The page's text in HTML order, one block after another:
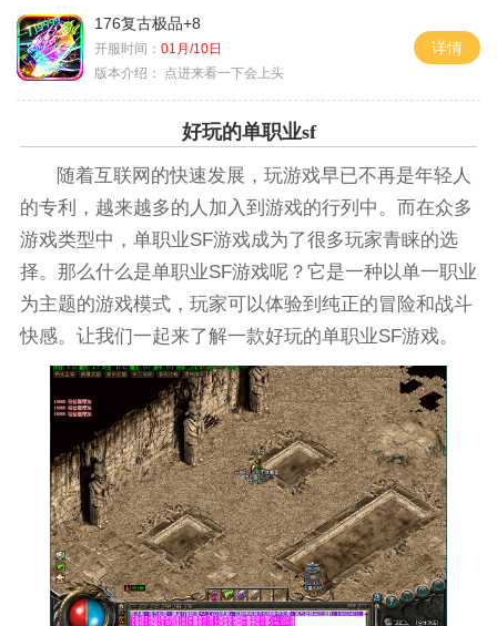
176复古极品+8
开服时间： 01月/10日
版本介绍：
点进来看一下会上头
详情
好玩的单职业sf
随着互联网的快速发展，玩游戏早已不再是年轻人
的专利，越来越多的人加入到游戏的行列中。而在众多
游戏类型中，单职业SF游戏成为了很多玩家青睐的选
择。那么什么是单职业SF游戏呢？它是一种以单一职业
为主题的游戏模式，玩家可以体验到纯正的冒险和战斗
快感。让我们一起来了解一款好玩的单职业SF游戏。